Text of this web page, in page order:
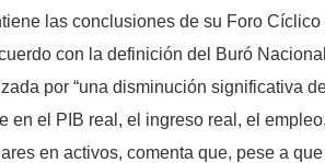
las conclusiones de su Foro
con la definición del Buró
por “una disminución significativa
en el PIB real, el ingreso real, el
en activos, comenta que, pese a